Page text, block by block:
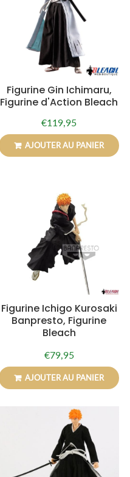
Figurine Gin Ichimaru,
Figurine d'Action Bleach
Prix
régulier
€119,95
AJOUTER AU PANIER
Figurine Ichigo Kurosaki
Banpresto, Figurine
Bleach
Prix
régulier
€79,95€79,95
AJOUTER AU PANIER